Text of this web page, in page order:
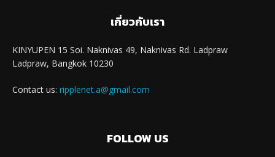
เกี่ยวกับเรา
KINYUPEN 15 Soi. Naknivas 49, Naknivas Rd. Ladpraw
Ladpraw, Bangkok 10230
Contact us: ripplenet.a@gmail.com
FOLLOW US